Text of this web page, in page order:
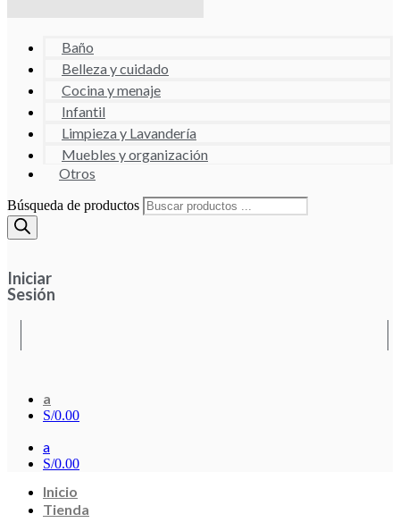
Baño
Belleza y cuidado
Cocina y menaje
Infantil
Limpieza y Lavandería
Muebles y organización
Otros
Búsqueda de productos
Iniciar
Sesión
a
S/0.00
a
S/0.00
Inicio
Tienda